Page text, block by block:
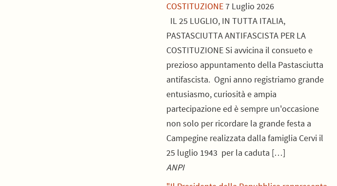
COSTITUZIONE7 Luglio 2026
IL 25 LUGLIO, IN TUTTA ITALIA,
PASTASCIUTTA ANTIFASCISTA PER LA
COSTITUZIONE Si avvicina il consueto e
prezioso appuntamento della Pastasciutta
antifascista. Ogni anno registriamo grande
entusiasmo, curiosità e ampia
partecipazione ed è sempre un'occasione
non solo per ricordare la grande festa a
Campegine realizzata dalla famiglia Cervi il
25 luglio 1943 per la caduta […]
ANPI